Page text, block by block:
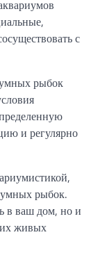
с
рыбок
и регулярно
рыбок.
в ваш дом, но и
живых